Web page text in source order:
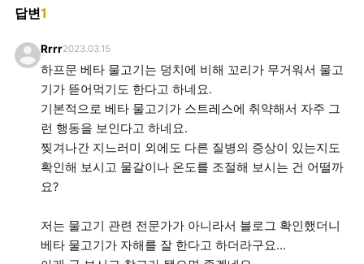
답변1
Rrrr2023.03.15
하프문 베타 물고기는 덩치에 비해 꼬리가 무거워서 물고
기가 뜯어먹기도 한다고 하네요.
기본적으로 베타 물고기가 스트레스에 취약해서 자주 그
런 행동을 보인다고 하네요.
찢겨나간 지느러미 외에도 다른 질병의 증상이 있는지도
확인해 보시고 물갈이나 온도를 조절해 보시는 건 어떨까
요?
저는 물고기 관련 전문가가 아니라서 블로그 확인했더니
베타 물고기가 자해를 잘 한다고 하더라구요...